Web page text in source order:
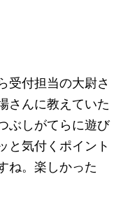
受付担当の大尉さ
さんに教えていた
ぶしがてらに遊び
と気付くポイント
ね。楽しかった